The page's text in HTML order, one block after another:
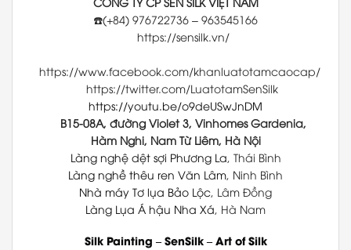
☎️(+84) 976722736 – 963545166
https://sensilk.vn/
https://www.facebook.com/khanluatotamcaocap/
https://twitter.com/LuatotamSenSilk
https://youtu.be/o9deUSwJnDM
B15-08A, đường Violet 3, Vinhomes Gardenia,
Hàm Nghi, Nam Từ Liêm, Hà Nội
Làng nghệ dệt sợi Phương La, Thái Bình
Làng nghề thêu ren Văn Lâm, Ninh Bình
Nhà máy Tơ lụa Bảo Lộc, Lâm Đồng
Làng Lụa Á hậu Nha Xá, Hà Nam
Silk Painting –SenSilk–Art of Silk